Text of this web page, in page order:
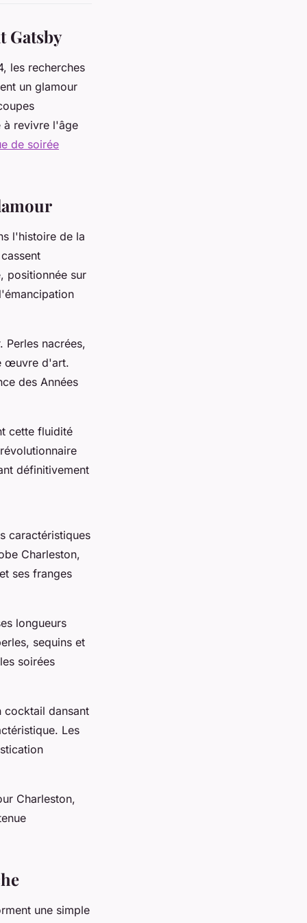
Gatsby
les recherches
un glamour
à revivre l'âge
de soirée
l'histoire de la
positionnée sur
Perles nacrées,
œuvre d'art.
des Années
cette fluidité
définitivement
caractéristiques
Charleston,
ses franges
longueurs
sequins et
soirées
cocktail dansant
Les
Charleston,
une simple